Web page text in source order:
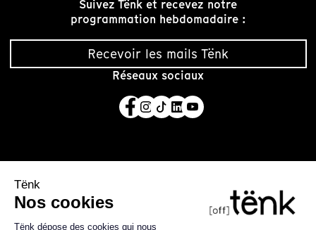
Suivez Tënk et recevez notre
programmation hebdomadaire :
Recevoir les mails Tënk
Réseaux sociaux